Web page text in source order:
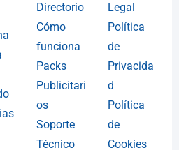
Directorio
Cómo
funciona
Packs
Publicitari
os
Soporte
Técnico
Legal
Política
de
Privacida
d
Política
de
Cookies